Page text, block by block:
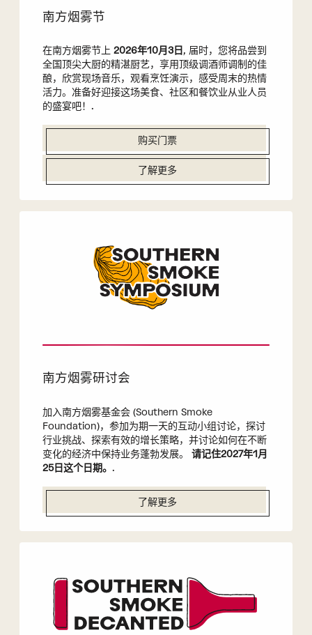
南方烟雾节
在南方烟雾节上 2026年10月3日 , 届时，您将品尝到
全国顶尖大厨的精湛厨艺，享用顶级调酒师调制的佳
酿，欣赏现场音乐，观看烹饪演示，感受周末的热情
活力。准备好迎接这场美食、社区和餐饮业从业人员
的盛宴吧！.
购买门票
了解更多
南方烟雾研讨会
加入南方烟雾基金会 (Southern Smoke
Foundation)，参加为期一天的互动小组讨论，探讨
行业挑战、探索有效的增长策略，并讨论如何在不断
变化的经济中保持业务蓬勃发展。 请记住2027年1月
25日这个日期。 .
了解更多